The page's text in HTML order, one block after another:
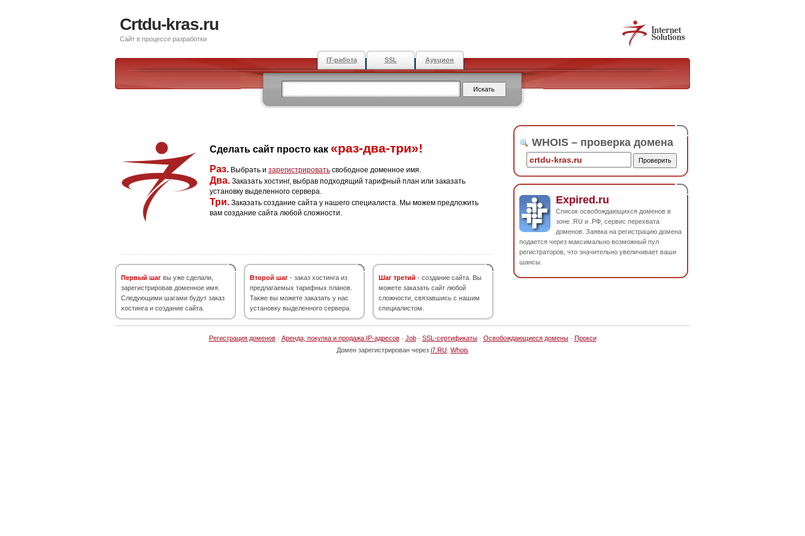
Crtdu-kras.ru
Сайт в процессе разработки
IT-работа SSL Аукцион
Сделать сайт просто как «раз-два-три»!
Раз. Выбрать и зарегистрировать свободное доменное имя.
Два. Заказать хостинг, выбрав подходящий тарифный план или заказать
установку выделенного сервера.
Три. Заказать создание сайта у нашего специалиста. Мы можем предложить
вам создание сайта любой сложности.
Первый шаг вы уже сделали,
зарегистрировав доменное имя.
Следующими шагами будут заказ
хостинга и создание сайта.
Второй шаг - заказ хостинга из
предлагаемых тарифных планов.
Также вы можете заказать у нас
установку выделенного сервера.
Шаг третий - создание сайта. Вы
можете заказать сайт любой
сложности, связавшись с нашим
специалистом.
WHOIS – проверка домена
Expired.ru
Список освобождающихся доменов в
зоне .RU и .РФ, сервис перехвата
доменов. Заявка на регистрацию домена
подается через максимально возможный пул
регистраторов, что значительно увеличивает ваши
шансы.
Регистрация доменов· Аренда, покупка и продажа IP-адресов· Job· SSL-сертификаты· Освобождающиеся домены· Прокси
Домен зарегистрирован через i7.RU Whois